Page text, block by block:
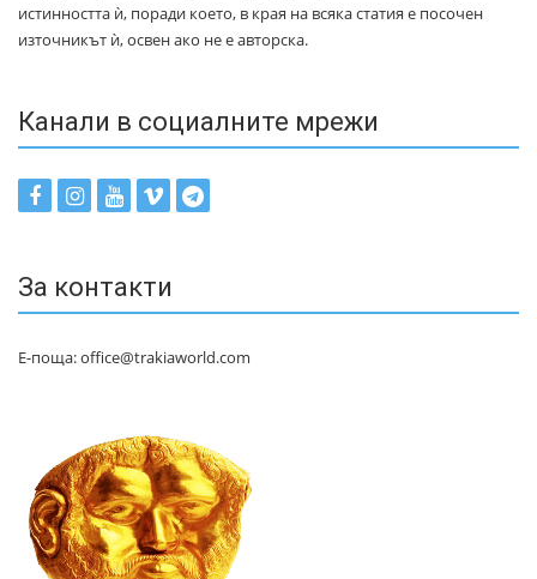
истинността ѝ, поради което, в края на всяка статия е посочен
източникът ѝ, освен ако не е авторска.
Канали в социалните мрежи
За контакти
Е-поща: office@trakiaworld.com